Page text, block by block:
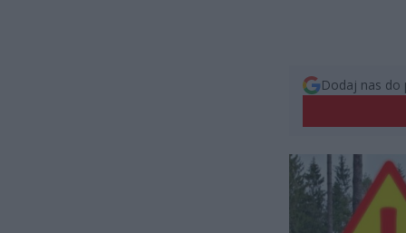
Dodaj nas do